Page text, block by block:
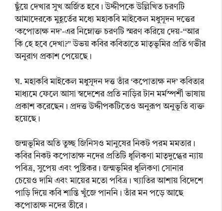
ছুঁয়ে দেখার সুখ অর্জিত হবে। উদ্দীপকে উল্লিখিত চরণটি
আমাদেরকে মুহূর্তের মধ্যে মহাকবি মাইকেল মধুসূদন দত্তের
‘কপোতাক্ষ নদ’-এর নিম্নোক্ত চরণটি স্মরণ করিয়ে দেয়-“আর
কি হে হবে দেখা?” উভয় কবির কবিতাতে মাতৃভূমির প্রতি গভীর
অনুরাগ প্রকাশ পেয়েছে।
ঘ. মহাকবি মাইকেল মধুসূদন দত্ত তাঁর ‘কপোতাক্ষ নদ’ কবিতার
মাধ্যমে ফেলে আসা স্বদেশের প্রতি নাড়ির টান মর্মস্পর্শী ভাষায়
প্রকাশ করেছেন। প্রদত্ত উদ্দীপকটিতেও অনুরূপ অনুভূতি ব্যক্ত
হয়েছে।
জন্মভূমির অতি তুচ্ছ জিনিসও মানুষের নিকট পরম মমতার।
কবির নিকট কপোতাক্ষ নদের প্রতিটি ধূলিকণা মাতৃদুগ্ধের ন্যায়
পবিত্র, সুপেয় এবং পুষ্টিকর। জন্মভূমির ধূলিকণা সোনার
চেয়েও দামি এবং মায়ের মতো পবিত্র। খ্যাতির আশায় বিদেশে
পাড়ি দিয়ে কবি শান্তি খুঁজে পাননি। তাঁর মন পড়ে আছে
কপোতাক্ষ নদের তীরে।